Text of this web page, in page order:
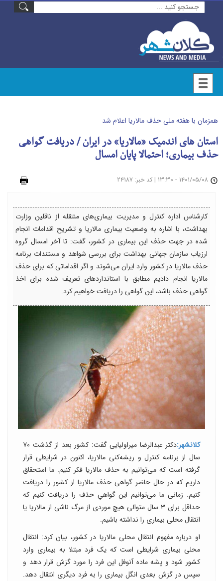
همزمان با هفته ملی حذف مالاریا اعلام شد
استان های اندمیک «مالاریا» در ایران / دریافت گواهی
حذف بیماری؛ احتمالا پایان امسال
| کد خبر: ۲۴۱۸۷
کارشناس اداره کنترل و مدیریت بیماری‌های منتقله از ناقلین وزارت
بهداشت، با اشاره به وضعیت بیماری مالاریا و تشریح اقدامات انجام
شده در جهت حذف این بیماری در کشور، گفت: تا آخر امسال گروه
ارزیاب سازمان جهانی بهداشت برای بررسی شواهد و مستندات برنامه
حذف مالاریا در کشور وارد ایران می‌شوند و اگر اقداماتی که برای حذف
مالاریا انجام دادیم مطابق با استانداردهای تعریف شده برای اخذ
گواهی حذف باشد، این گواهی را دریافت خواهیم کرد.
کلانشهر:
دکتر عبدالرضا میراولیایی گفت: کشور بعد از گذشت ۷۰
سال از برنامه کنترل و ریشه‌کنی مالاریا، اکنون در شرایطی قرار
گرفته است که می‌توانیم به حذف مالاریا فکر کنیم. ما استحقاق
داریم که در حال حاضر گواهی حذف مالاریا از کشور را دریافت
کنیم. زمانی ما می‌توانیم این گواهیِ حذف را دریافت کنیم که
حداقل برای ۳ سال متوالی هیچ موردی از مرگ ناشی از مالاریا یا
انتقال محلی بیماری را نداشته باشیم.
او درباره مفهوم انتقال محلی مالاریا در کشور، بیان کرد: انتقال
محلی بیماری شرایطی است که یک فرد مبتلا به بیماری وارد
کشور شود و پشه ماده آنوفل این فرد را مورد گزش قرار دهد و
سپس در گزش بعدی انگل بیماری را به فرد دیگری انتقال دهد.